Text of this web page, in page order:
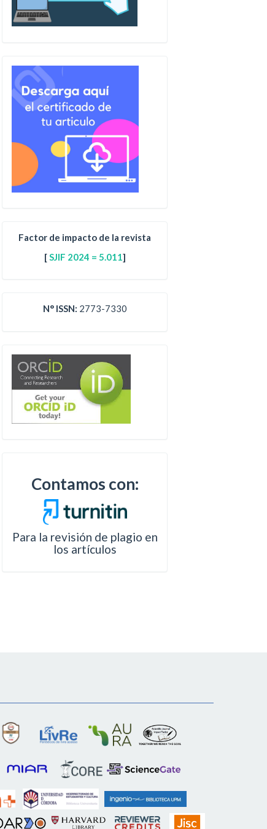
Factor de impacto de la revista
[ SJIF 2024 = 5.011]
N° ISSN: 2773-7330
Contamos con:
Para la revisión de plagio en
los artículos